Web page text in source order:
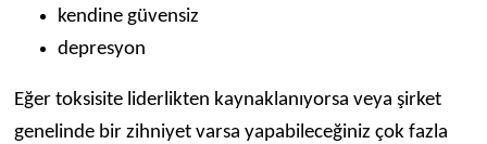
kendine güvensiz
depresyon
Eğer toksisite liderlikten kaynaklanıyorsa veya şirket
genelinde bir zihniyet varsa yapabileceğiniz çok fazla